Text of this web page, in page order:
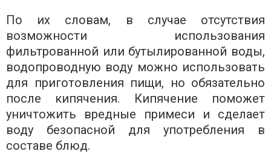
По их словам, в случае отсутствия
возможности использования
фильтрованной или бутылированной воды,
водопроводную воду можно использовать
для приготовления пищи, но обязательно
после кипячения. Кипячение поможет
уничтожить вредные примеси и сделает
воду безопасной для употребления в
составе блюд.